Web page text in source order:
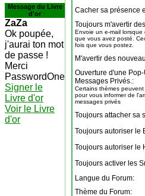
Message du Livre
d'or
ZaZa
Ok poupée,
j'aurai ton mot
de passe !
Merci
PasswordOne
Signer le
Livre d'or
Voir le Livre
d'or
Cacher sa présence
Toujours m'avertir
Envoie un e-mail
que vous avez posté.
fois que vous postez.
M'avertir des
Ouverture d'une
Messages Privés.:
Certains thèmes
pour vous informer de
messages privés
Toujours attacher sa
Toujours autoriser le
Toujours autoriser le
Toujours activer les
Langue du Forum:
Thème du Forum: